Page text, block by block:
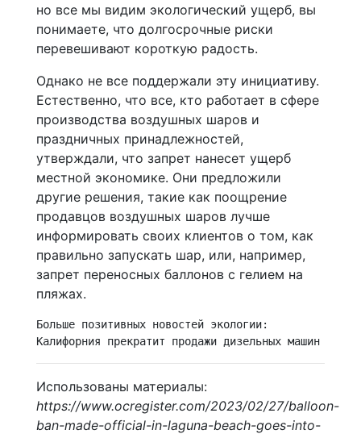
но все мы видим экологический ущерб, вы
понимаете, что долгосрочные риски
перевешивают короткую радость.
Однако не все поддержали эту инициативу.
Естественно, что все, кто работает в сфере
производства воздушных шаров и
праздничных принадлежностей,
утверждали, что запрет нанесет ущерб
местной экономике. Они предложили
другие решения, такие как поощрение
продавцов воздушных шаров лучше
информировать своих клиентов о том, как
правильно запускать шар, или, например,
запрет переносных баллонов с гелием на
пляжах.
Больше позитивных новостей экологии:
Калифорния прекратит продажи дизельных машин к
Использованы материалы:
https://www.ocregister.com/2023/02/27/balloon-
ban-made-official-in-laguna-beach-goes-into-